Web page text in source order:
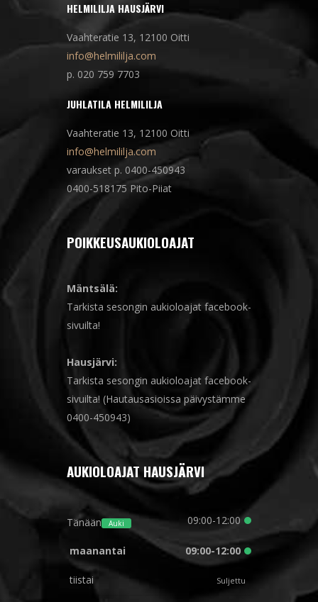
HELMILILJA HAUSJÄRVI
Vaahteratie 13, 12100 Oitti
info@helmililja.com
p. 020 759 7703
JUHLATILA HELMILILJA
Vaahteratie 13, 12100 Oitti
info@helmililja.com
varaukset p. 0400-450943
0400-518175 Pito-Piiat
POIKKEUSAUKIOLOAJAT
Mäntsälä:
Tarkista sesongin aukioloajat facebook-
sivuilta!
Hausjärvi:
Tarkista sesongin aukioloajat facebook-
sivuilta! (Hautausasioissa päivystämme
0400-450943)
AUKIOLOAJAT HAUSJÄRVI
Tänään Auki 09:00-12:00
maanantai 09:00-12:00
tiistai Suljettu